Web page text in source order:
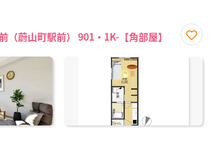
（蔚山町駅前） 901・1K-【角部屋】
に入